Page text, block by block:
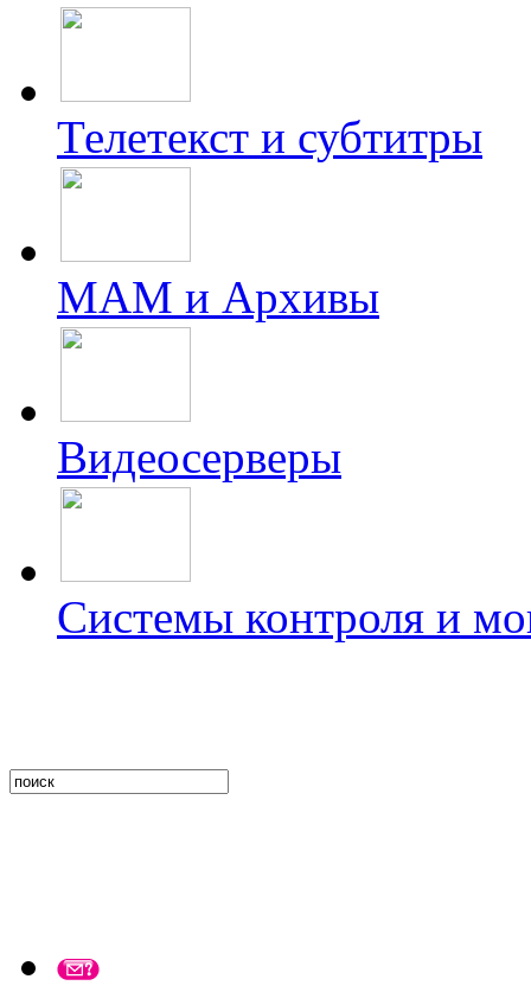
Телетекст и субтитры
МАМ и Архивы
Видеосерверы
Системы контроля и